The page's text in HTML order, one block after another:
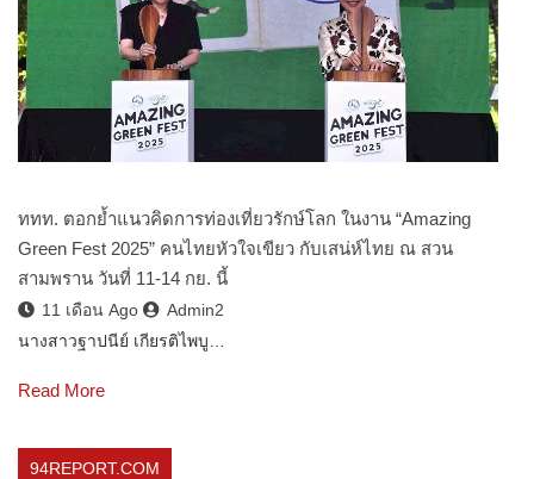
ททท. ตอกย้ำแนวคิดการท่องเที่ยวรักษ์โลก ในงาน “Amazing
Green Fest 2025” คนไทยหัวใจเขียว กับเสน่ห์ไทย ณ สวน
สามพราน วันที่ 11-14 กย. นี้
11 เดือน Ago
Admin2
นางสาวฐาปนีย์ เกียรติไพบู…
Read More
94REPORT.COM